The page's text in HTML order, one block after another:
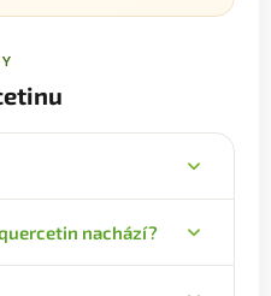
se v některých
bylinek, často ve
nachází?